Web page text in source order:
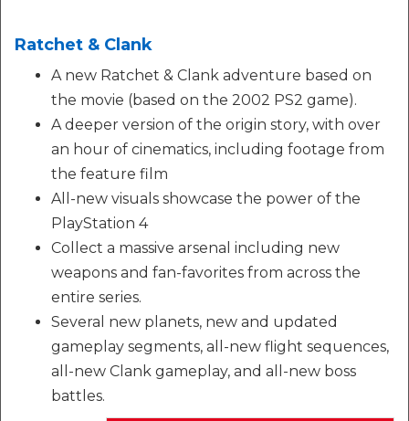
Ratchet & Clank
A new Ratchet & Clank adventure based on
the movie (based on the 2002 PS2 game).
A deeper version of the origin story, with over
an hour of cinematics, including footage from
the feature film
All-new visuals showcase the power of the
PlayStation 4
Collect a massive arsenal including new
weapons and fan-favorites from across the
entire series.
Several new planets, new and updated
gameplay segments, all-new flight sequences,
all-new Clank gameplay, and all-new boss
battles.